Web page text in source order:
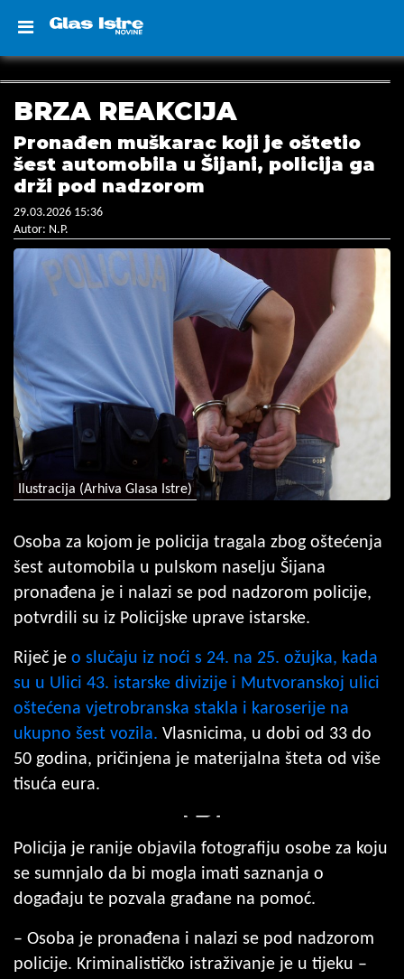
BRZA REAKCIJA
Pronađen muškarac koji je oštetio
šest automobila u Šijani, policija ga
drži pod nadzorom
29.03.2026 15:36
Autor: N.P.
Ilustracija (Arhiva Glasa Istre)
Osoba za kojom je policija tragala zbog oštećenja
šest automobila u pulskom naselju Šijana
pronađena je i nalazi se pod nadzorom policije,
potvrdili su iz Policijske uprave istarske.
Riječ je o slučaju iz noći s 24. na 25. ožujka, kada
su u Ulici 43. istarske divizije i Mutvoranskoj ulici
oštećena vjetrobranska stakla i karoserije na
ukupno šest vozila. Vlasnicima, u dobi od 33 do
50 godina, pričinjena je materijalna šteta od više
tisuća eura.
Policija je ranije objavila fotografiju osobe za koju
se sumnjalo da bi mogla imati saznanja o
događaju te pozvala građane na pomoć.
– Osoba je pronađena i nalazi se pod nadzorom
policije. Kriminalističko istraživanje je u tijeku –